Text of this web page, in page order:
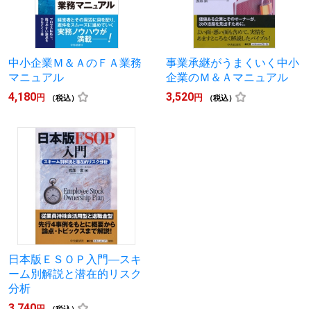
中小企業Ｍ＆ＡのＦＡ業務
マニュアル
4,180円 （税込）
事業承継がうまくいく中小
企業のＭ＆Ａマニュアル
3,520円 （税込）
日本版ＥＳＯＰ入門―スキ
ーム別解説と潜在的リスク
分析